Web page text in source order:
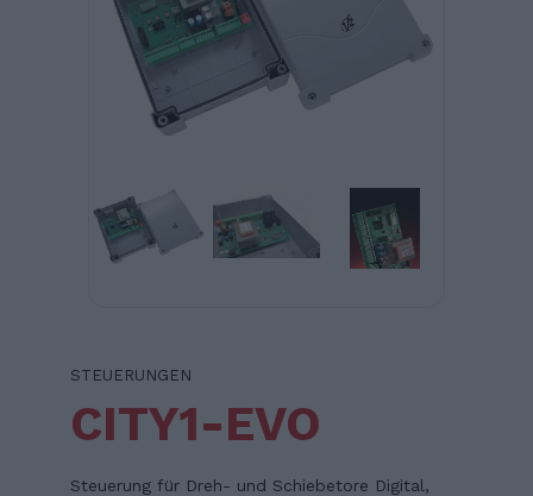
STEUERUNGEN
CITY1-EVO
Steuerung für Dreh- und Schiebetore Digital,